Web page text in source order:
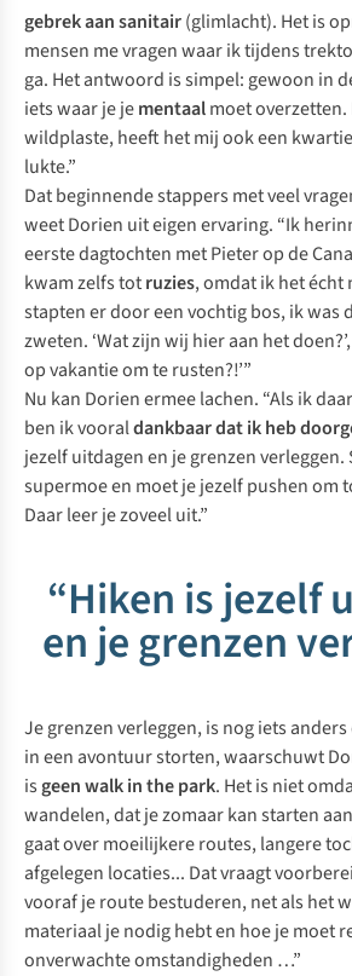
gebrek aan sanitair(glimlacht). Het is
mensen me vragen waar ik tijdens
ga. Het antwoord is simpel: gewoon in
iets waar je jementaalmoet overzetten.
wildplaste, heeft het mij ook een
lukte.”
Dat beginnende stappers met veel
weet Dorien uit eigen ervaring. “Ik
eerste dagtochten met Pieter op de
kwam zelfs totruzies, omdat ik het écht
stapten er door een vochtig bos, ik was
zweten. ‘Wat zijn wij hier aan het
op vakantie om te rusten?!’”
Nu kan Dorien ermee lachen. “Als ik
ben ik vooraldankbaar dat ik heb
jezelf uitdagen en je grenzen verleggen.
supermoe en moet je jezelf pushen om
Daar leer je zoveel uit.”
“Hiken is jezelf
en je grenzen
Je grenzen verleggen, is nog iets
in een avontuur storten, waarschuwt
is geenwalk in the park. Het is niet
wandelen, dat je zomaar kan starten
gaat over moeilijkere routes, langere
afgelegen locaties... Dat vraagt
vooraf je route bestuderen, net als het
materiaal je nodig hebt en hoe je moet
onverwachte omstandigheden …”